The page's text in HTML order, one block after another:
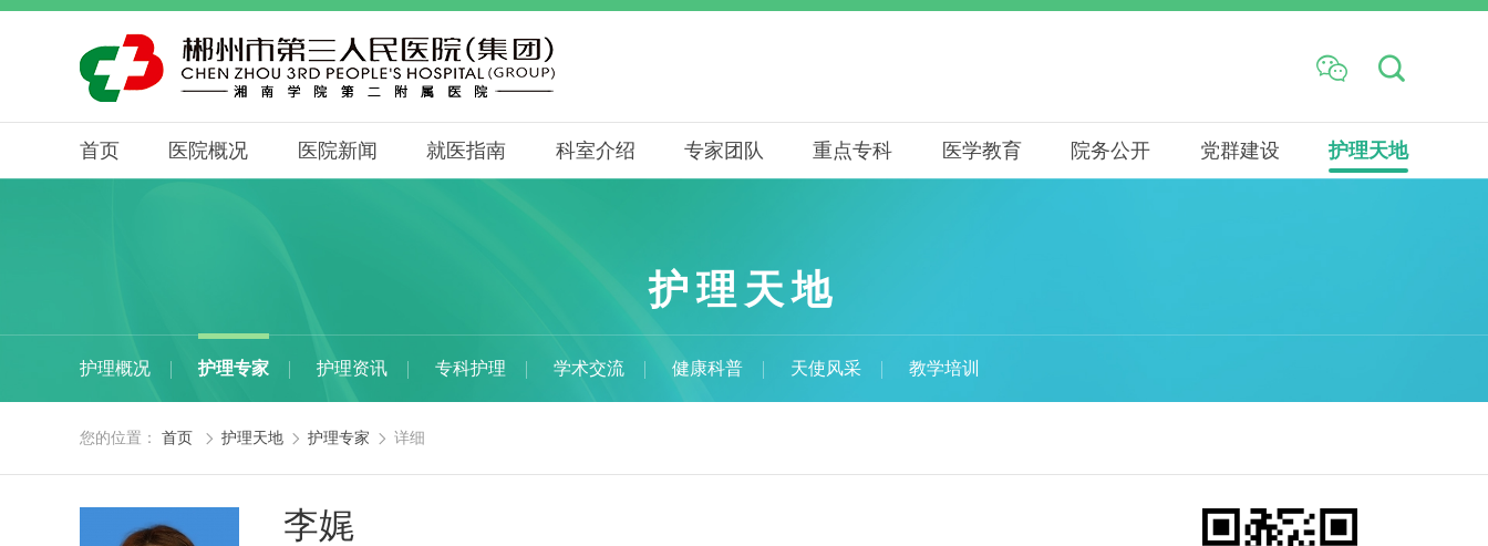
 
首页 医院概况 医院新闻 就医指南 科室介绍 专家团队 重点专科 医学教育 院务公开 党群建设 护理天地
护理天地
护理概况 护理专家 护理资讯 专科护理 学术交流 健康科普 天使风采 教学培训
您的位置： 首页  护理天地  护理专家  详细
李娓